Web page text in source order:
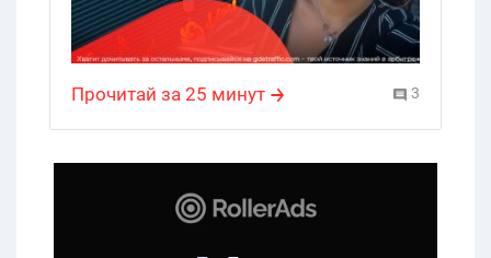
Прочитай за 25 минут 3